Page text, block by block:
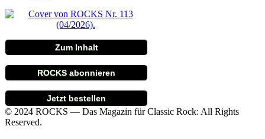
Zum Inhalt
ROCKS abonnieren
Jetzt bestellen
© 2024 ROCKS — Das Magazin für Classic Rock: All Rights
Reserved.